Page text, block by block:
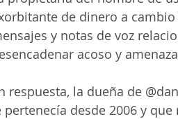
de dinero a
y notas de voz
acoso y
respuesta, la dueña de
pertenecía desde 2006 y